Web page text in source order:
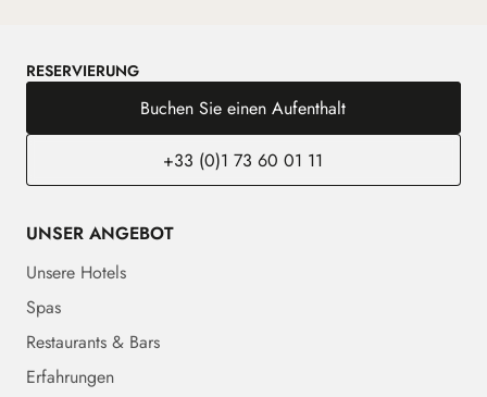
RESERVIERUNG
Buchen Sie einen Aufenthalt
+33 (0)1 73 60 01 11
UNSER ANGEBOT
Unsere Hotels
Spas
Restaurants & Bars
Erfahrungen